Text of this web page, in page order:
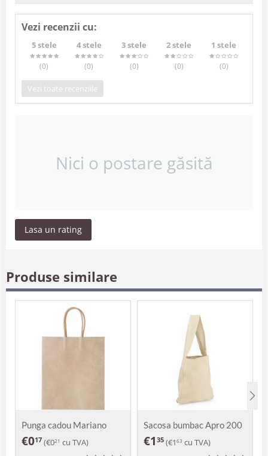
Vezi recenzii cu:
5 stele
(0)
4 stele
(0)
3 stele
(0)
2 stele
(0)
1 stele
(0)
Vezi toate recenziile
Nici o postare găsită
Lasa un rating
Produse similare
Punga cadou Mariano
€017 (€021 cu TVA)
Sacosa bumbac Apro 200
g
€1 35 (€1 63 cu TVA)